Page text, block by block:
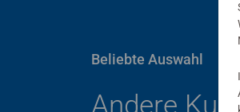
Beliebte Auswahl
Andere